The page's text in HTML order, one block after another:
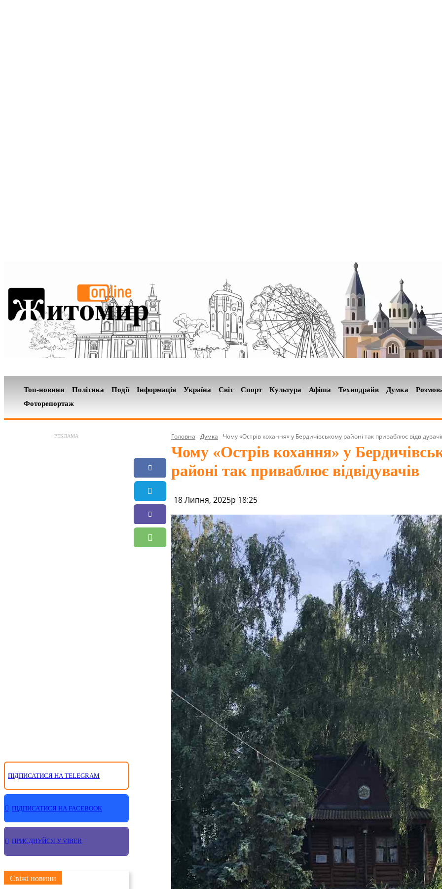
Топ-новини Політика Події Інформація Україна Світ Спорт Культура Афіша Технодрайв Думка
Фоторепортаж
РЕКЛАМА
ПІДПИСАТИСЯ НА TELEGRAM
ПІДПИСАТИСЯ НА FACEBOOK
ПРИЄДНУЙСЯ У VIBER
Свіжі новини
Головна Думка Чому «Острів кохання» у Бердичівському районі так приваблює
Чому «Острів кохання» у
районі так приваблює відвідувачів
18 Липня, 2025р 18:25